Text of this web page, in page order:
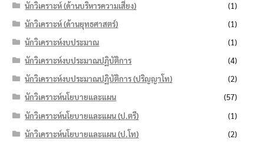
นักวิเคราะห์ (ด้านบริหารความเสี่ยง)
(1)
นักวิเคราะห์ (ด้านยุทธศาสตร์)
(1)
นักวิเคราะห์งบประมาณ
(1)
นักวิเคราะห์งบประมาณปฏิบัติการ
(4)
นักวิเคราะห์งบประมาณปฏิบัติการ (ปริญญาโท)
(2)
นักวิเคราะห์นโยบายและแผน
(57)
นักวิเคราะห์นโยบายและแผน (ป.ตรี)
(1)
นักวิเคราะห์นโยบายและแผน (ป.โท)
(2)